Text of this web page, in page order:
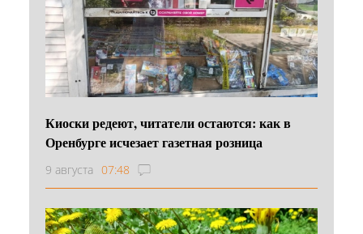
Киоски редеют, читатели остаются: как в
Оренбурге исчезает газетная розница
9 августа 07:48